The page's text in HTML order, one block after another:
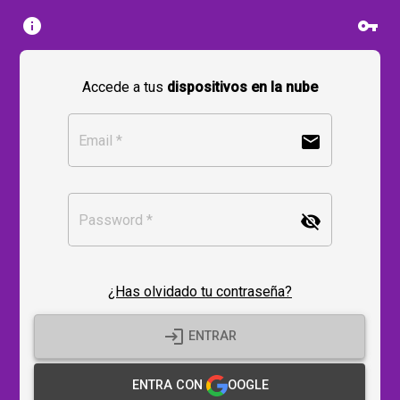
info vpn_key
Accede a tus dispositivos en la nube
Email * email
Password * visibility_off
¿Has olvidado tu contraseña?
login ENTRAR
ENTRA CON OOGLE